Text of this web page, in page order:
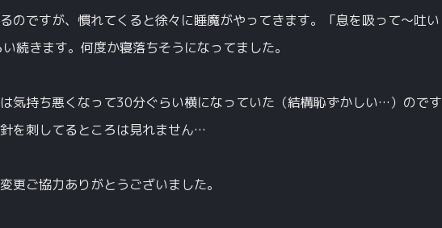
のですが、慣れてくると徐々に睡魔がやってきます。「息を吸って〜吐い
続きます。何度か寝落ちそうになってました。
気持ち悪くなって30分ぐらい横になっていた（結構恥ずかしい…）のです
を刺してるところは見れません…
更ご協力ありがとうございました。